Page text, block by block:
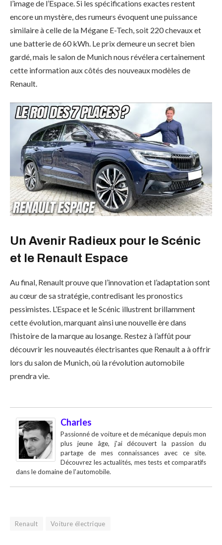
l’image de l’Espace. Si les spécifications exactes restent
encore un mystère, des rumeurs évoquent une puissance
similaire à celle de la Mégane E-Tech, soit 220 chevaux et
une batterie de 60 kWh. Le prix demeure un secret bien
gardé, mais le salon de Munich nous révélera certainement
cette information aux côtés des nouveaux modèles de
Renault.
Un Avenir Radieux pour le Scénic
et le Renault Espace
Au final, Renault prouve que l’innovation et l’adaptation sont
au cœur de sa stratégie, contredisant les pronostics
pessimistes. L’Espace et le Scénic illustrent brillamment
cette évolution, marquant ainsi une nouvelle ère dans
l’histoire de la marque au losange. Restez à l’affût pour
découvrir les nouveautés électrisantes que Renault a à offrir
lors du salon de Munich, où la révolution automobile
prendra vie.
Charles
Passionné de voiture et de mécanique depuis mon
plus jeune âge, j'ai découvert la passion du
partage de mes connaissances avec ce site.
Découvrez les actualités, mes tests et comparatifs
dans le domaine de l'automobile.
Renault Voiture électrique